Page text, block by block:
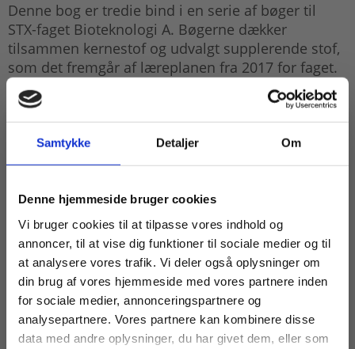
Samtykke Detaljer Om
Denne hjemmeside bruger cookies
Vi bruger cookies til at tilpasse vores indhold og
annoncer, til at vise dig funktioner til sociale medier og til
at analysere vores trafik. Vi deler også oplysninger om
din brug af vores hjemmeside med vores partnere inden
for sociale medier, annonceringspartnere og
analysepartnere. Vores partnere kan kombinere disse
data med andre oplysninger, du har givet dem, eller som
Denne bog er tredie bind i en serie af bøger til
STX-faget Bioteknologi A. Bøgerne dækker
tilsammen kernestof og udvalgt supplerende stof,
som det fremgår af læreplanen fra 2017 for faget.
Bind 3 bygger videre på det faglige stof
gennemgået i bind 1 og 2, men de to sidste bind
kan læses sideløbende.
Anvendt bioinformatik – sekvensanalyse
Oprensning og analyse af proteiner
Hormoner | Forplantning og fosterdiagnostik
Økotoksikologi
Immunforsvaret
Antibiotika og resistens
Køb læremidler og find masterclasses mm.
Fortsæt som:
For privatkunder og
studerende. Du får
For institutioner og
virksomheder. Du